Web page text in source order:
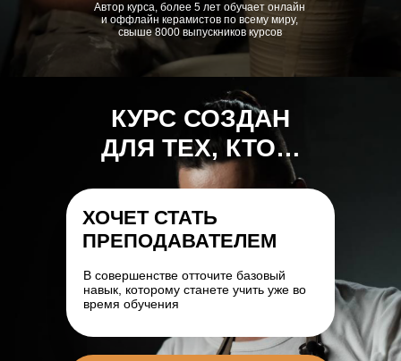
Автор курса, более 5 лет обучает онлайн
и оффлайн керамистов по всему миру,
свыше 8000 выпускников курсов
ХОЧЕТ СТАТЬ
ПРЕПОДАВАТЕЛЕМ
В совершенстве отточите базовый
навык, которому станете учить уже во
время обучения
КУРС СОЗДАН
ДЛЯ ТЕХ, КТО…